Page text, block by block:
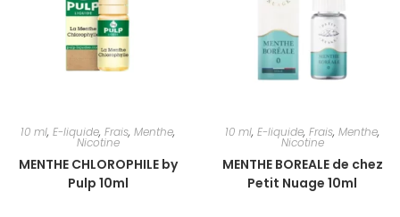
10 ml, E-liquide, Frais, Menthe,
Nicotine
MENTHE CHLOROPHILE by
Pulp 10ml
10 ml, E-liquide, Frais, Menthe,
Nicotine
MENTHE BOREALE de chez
Petit Nuage 10ml